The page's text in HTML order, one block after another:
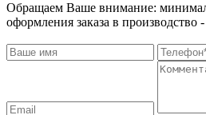
Обращаем Ваше внимание:
оформления заказа в производство -